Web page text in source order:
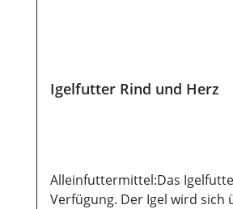
Igelfutter Rind und Herz
Alleinfuttermittel:Das
Verfügung. Der Igel wird